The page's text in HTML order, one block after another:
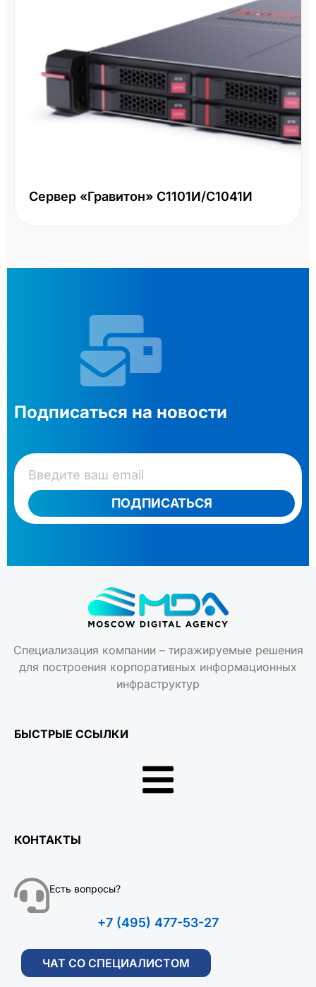
Сервер «Гравитон» С1101И/С1041И
Подписаться на новости
ПОДПИСАТЬСЯ
Специализация компании – тиражируемые решения
для построения корпоративных информационных
инфраструктур
БЫСТРЫЕ ССЫЛКИ
КОНТАКТЫ
Есть вопросы?
+7 (495) 477-53-27
ЧАТ СО СПЕЦИАЛИСТОМ